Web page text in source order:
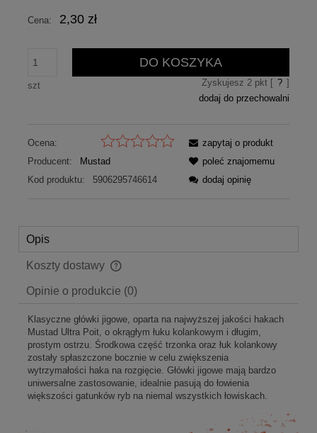
Cena: 2,30 zł
szt
DO KOSZYKA
Zyskujesz 2pkt [ ? ]
dodaj do przechowalni
Ocena:
Producent:
Mustad
Kod produktu:
5906295746614
zapytaj o produkt
poleć znajomemu
dodaj opinię
Opis
Koszty dostawy
Cena nie zawiera ewentualnych kosztów płatności
Opinie o produkcie (0)
Klasyczne główki jigowe, oparta na najwyższej jakości hakach
Mustad Ultra Poit, o okrągłym łuku kolankowym i długim,
prostym ostrzu. Środkowa część trzonka oraz łuk kolankowy
zostały spłaszczone bocznie w celu zwiększenia
wytrzymałości haka na rozgięcie. Główki jigowe mają bardzo
uniwersalne zastosowanie, idealnie pasują do łowienia
większości gatunków ryb na niemal wszystkich łowiskach.